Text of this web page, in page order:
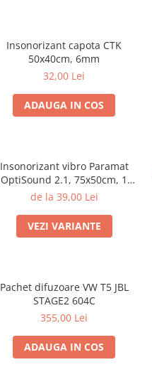
Insonorizant capota CTK
50x40cm, 6mm
32,00 Lei
ADAUGA IN COS
Insonorizant vibro Paramat
OptiSound 2.1, 75x50cm, 1
coala
de la 39,00 Lei
VEZI VARIANTE
Pachet difuzoare VW T5 JBL
STAGE2 604C
355,00 Lei
ADAUGA IN COS